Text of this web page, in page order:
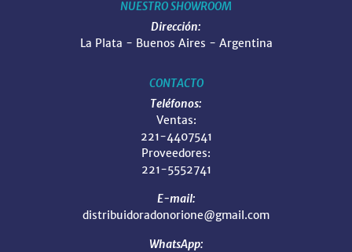
NUESTRO SHOWROOM
Dirección:
La Plata - Buenos Aires - Argentina
CONTACTO
Teléfonos:
Ventas:
221-4407541
Proveedores:
221-5552741
E-mail:
distribuidoradonorione@gmail.com
WhatsApp: